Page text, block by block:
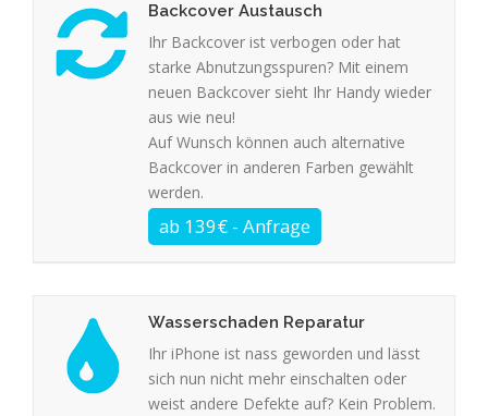
Backcover Austausch
Ihr Backcover ist verbogen oder hat
starke Abnutzungsspuren? Mit einem
neuen Backcover sieht Ihr Handy wieder
aus wie neu!
Auf Wunsch können auch alternative
Backcover in anderen Farben gewählt
werden.
Wasserschaden Reparatur
Ihr iPhone ist nass geworden und lässt
sich nun nicht mehr einschalten oder
weist andere Defekte auf? Kein Problem.